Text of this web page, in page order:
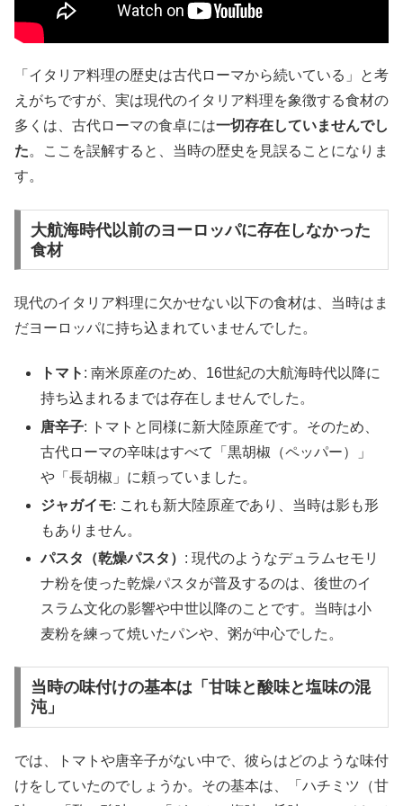
「イタリア料理の歴史は古代ローマから続いている」と考
えがちですが、実は現代のイタリア料理を象徴する食材の
多くは、古代ローマの食卓には一切存在していませんでし
た。ここを誤解すると、当時の歴史を見誤ることになりま
す。
大航海時代以前のヨーロッパに存在しなかった
食材
現代のイタリア料理に欠かせない以下の食材は、当時はま
だヨーロッパに持ち込まれていませんでした。
トマト : 南米原産のため、16世紀の大航海時代以降に
持ち込まれるまでは存在しませんでした。
唐辛子: トマトと同様に新大陸原産です。そのため、
古代ローマの辛味はすべて「黒胡椒（ペッパー）」
や「長胡椒」に頼っていました。
ジャガイモ: これも新大陸原産であり、当時は影も形
もありません。
パスタ（乾燥パスタ） : 現代のようなデュラムセモリ
ナ粉を使った乾燥パスタが普及するのは、後世のイ
スラム文化の影響や中世以降のことです。当時は小
麦粉を練って焼いたパンや、粥が中心でした。
当時の味付けの基本は「甘味と酸味と塩味の混
沌」
では、トマトや唐辛子がない中で、彼らはどのような味付
けをしていたのでしょうか。その基本は、「ハチミツ（甘